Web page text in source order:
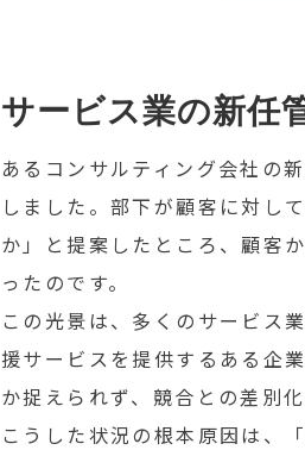
サービス業の新任
あるコンサルティング会社の
しました。部下が顧客に対し
か」と提案したところ、顧客
ったのです。
この光景は、多くのサービス
援サービスを提供するある企
か捉えられず、競合との差別
こうした状況の根本原因は、